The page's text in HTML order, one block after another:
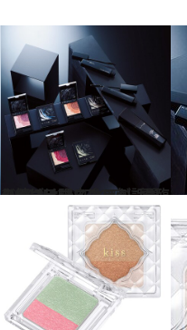
2018.10.21
クセづけマスカラが話題のKATE トップの座に君臨し続ける理由は？
ビューティ＆ヘルス